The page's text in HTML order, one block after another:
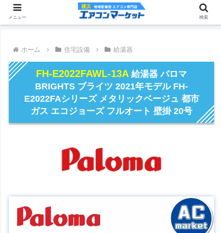
ホーム 住宅設備 給湯器
FH-E2022FAWL-13A給湯器 パロマ
BRIGHTS ブライツ 2021年モデル FH-
E2022FAシリーズ メタリックベージュ 都市
ガス エコジョーズ フルオート 壁掛 20号
メニュー 検索